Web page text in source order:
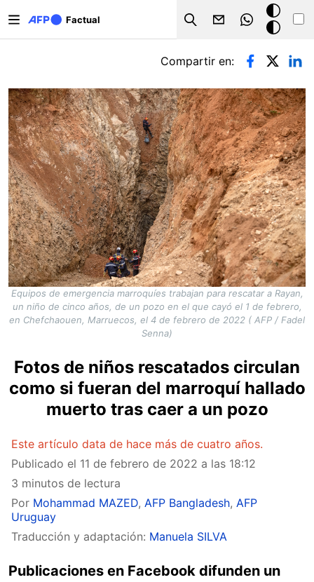
Factual
Search
Modo
oscuro
Solapas principales
Compartir en:
Equipos de emergencia marroquíes trabajan para rescatar a Rayan,
un niño de cinco años, de un pozo en el que cayó el 1 de febrero,
en Chefchaouen, Marruecos, el 4 de febrero de 2022 ( AFP / Fadel
Senna)
Fotos de niños rescatados circulan
como si fueran del marroquí hallado
muerto tras caer a un pozo
Este artículo data de hace más de cuatro años.
Publicado el 11 de febrero de 2022 a las 18:12
3 minutos de lectura
Por Mohammad MAZED, AFP Bangladesh, AFP
Uruguay
Traducción y adaptación: Manuela SILVA
Publicaciones en Facebook difunden un